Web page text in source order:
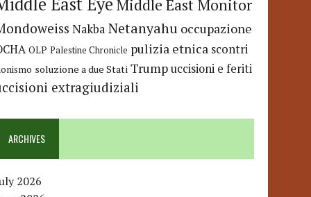
Middle East Monitor
Nakba Netanyahu occupazione
OLP Palestine Chronicle pulizia etnica scontri
soluzione a due Stati Trumpuccisioni e feriti
extragiudiziali
ARCHIVES
2026